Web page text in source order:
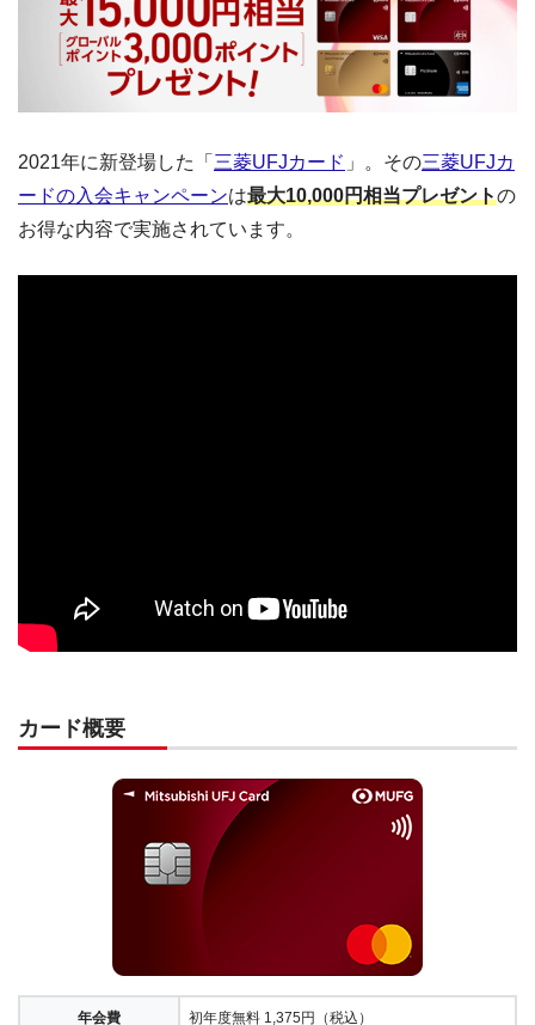
2021年に新登場した「 三菱UFJカード 」。その三菱UFJカ
ードの入会キャンペーンは最大10,000円相当プレゼントの
お得な内容で実施されています。
カード概要
年会費 初年度無料 1,375円（税込）